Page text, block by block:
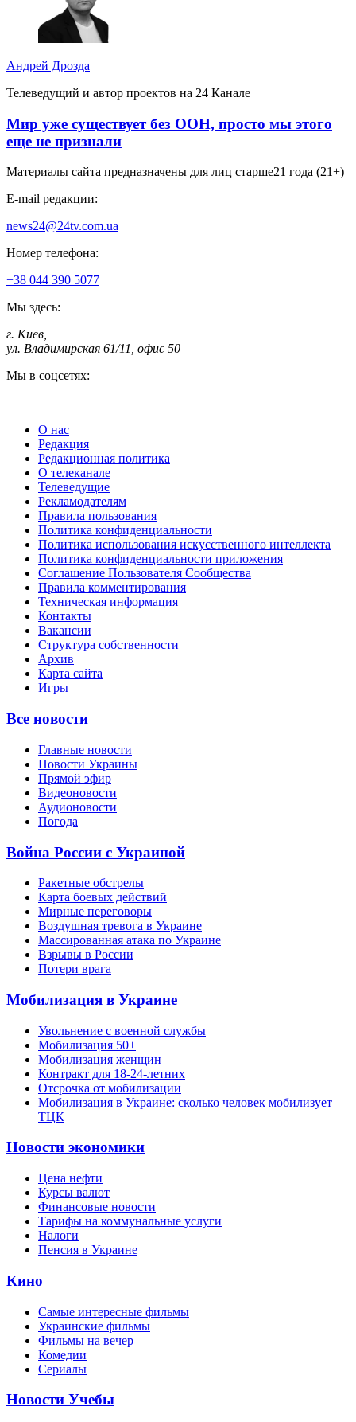
Андрей Дрозда
Телеведущий и автор проектов на 24 Канале
Мир уже существует без ООН, просто мы этого
еще не признали
Материалы сайта предназначены для лиц старше21 года (21+)
E-mail редакции:
news24@24tv.com.ua
Номер телефона:
+38 044 390 5077
Мы здесь:
г. Киев
ул. Владимирская 61/11, офис 50
Мы в соцсетях:
О нас
Редакция
Редакционная политика
О телеканале
Телеведущие
Рекламодателям
Правила пользования
Политика конфиденциальности
Политика использования искусственного интеллекта
Политика конфиденциальности приложения
Соглашение Пользователя Сообщества
Правила комментирования
Техническая информация
Контакты
Вакансии
Структура собственности
Архив
Карта сайта
Игры
Все новости
Главные новости
Новости Украины
Прямой эфир
Видеоновости
Аудионовости
Погода
Война России с Украиной
Ракетные обстрелы
Карта боевых действий
Мирные переговоры
Воздушная тревога в Украине
Массированная атака по Украине
Взрывы в России
Потери врага
Мобилизация в Украине
Увольнение с военной службы
Мобилизация 50+
Мобилизация женщин
Контракт для 18-24-летних
Отсрочка от мобилизации
Мобилизация в Украине: сколько человек мобилизует
ТЦК
Новости экономики
Цена нефти
Курсы валют
Финансовые новости
Тарифы на коммунальные услуги
Налоги
Пенсия в Украине
Кино
Самые интересные фильмы
Украинские фильмы
Фильмы на вечер
Комедии
Сериалы
Новости Учебы